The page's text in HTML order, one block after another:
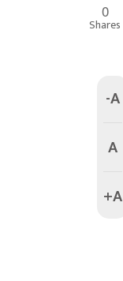
0
Shares
-A
A
+A